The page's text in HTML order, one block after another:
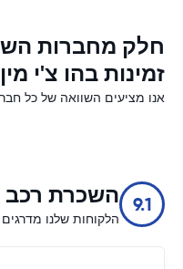
חלק מחברות
זמינות בהו צ'י מין
אנו מציעים השוואה של כל
9.1 השכרת רכב
הלקוחות שלנו מדרגים אותנו 9.1 /10